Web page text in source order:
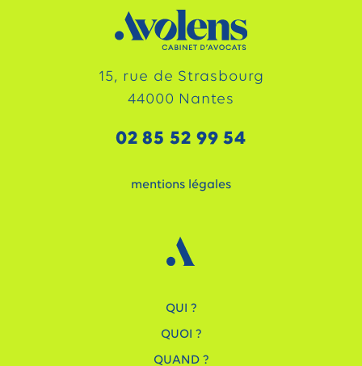
QUI ?
QUOI ?
QUAND ?
15, rue de Strasbourg
44000 Nantes
02 85 52 99 54
mentions légales